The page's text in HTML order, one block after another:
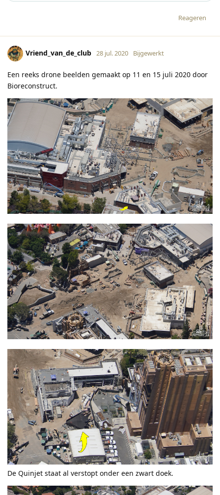
Reageren
Vriend_van_de_club 28 jul. 2020 Bijgewerkt
Een reeks drone beelden gemaakt op 11 en 15 juli 2020 door
Bioreconstruct.
De Quinjet staat al verstopt onder een zwart doek.